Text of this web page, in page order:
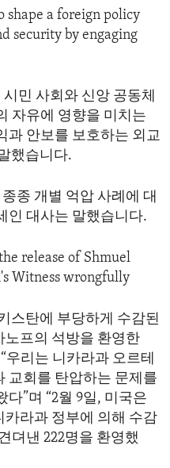
shape a foreign policy
security by engaging
민 사회와 신앙 공동체
자유에 영향을 미치는
과 안보를 보호하는 외교
했습니다.
종 개별 억압 사례에 대
인 대사는 말했습니다.
release of Shmuel
Witness wrongfully
스탄에 부당하게 수감된
노프의 석방을 환영한
우리는 니카라과 오르테
교회를 탄압하는 문제를
”며 “2월 9일, 미국은
카라과 정부에 의해 수감
뎌낸 222명을 환영했